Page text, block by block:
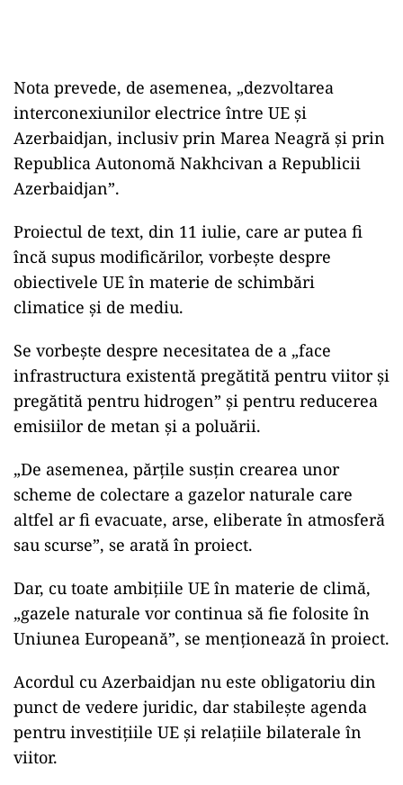
Nota prevede, de asemenea, „dezvoltarea
interconexiunilor electrice între UE și
Azerbaidjan, inclusiv prin Marea Neagră și prin
Republica Autonomă Nakhcivan a Republicii
Azerbaidjan”.
Proiectul de text, din 11 iulie, care ar putea fi
încă supus modificărilor, vorbește despre
obiectivele UE în materie de schimbări
climatice și de mediu.
Se vorbește despre necesitatea de a „face
infrastructura existentă pregătită pentru viitor și
pregătită pentru hidrogen” și pentru reducerea
emisiilor de metan și a poluării.
„De asemenea, părțile susțin crearea unor
scheme de colectare a gazelor naturale care
altfel ar fi evacuate, arse, eliberate în atmosferă
sau scurse”, se arată în proiect.
Dar, cu toate ambițiile UE în materie de climă,
„gazele naturale vor continua să fie folosite în
Uniunea Europeană”, se menționează în proiect.
Acordul cu Azerbaidjan nu este obligatoriu din
punct de vedere juridic, dar stabilește agenda
pentru investițiile UE și relațiile bilaterale în
viitor.